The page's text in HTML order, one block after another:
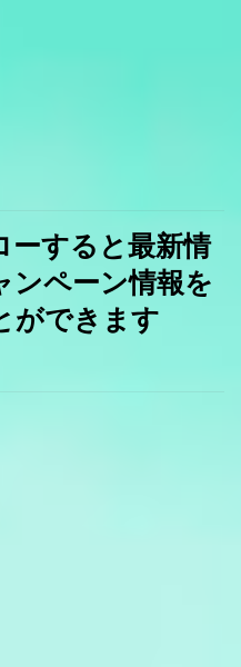
すると最新情
ンペーン情報を
ができます